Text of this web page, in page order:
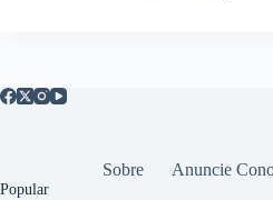
Sobre Anuncie
Popular